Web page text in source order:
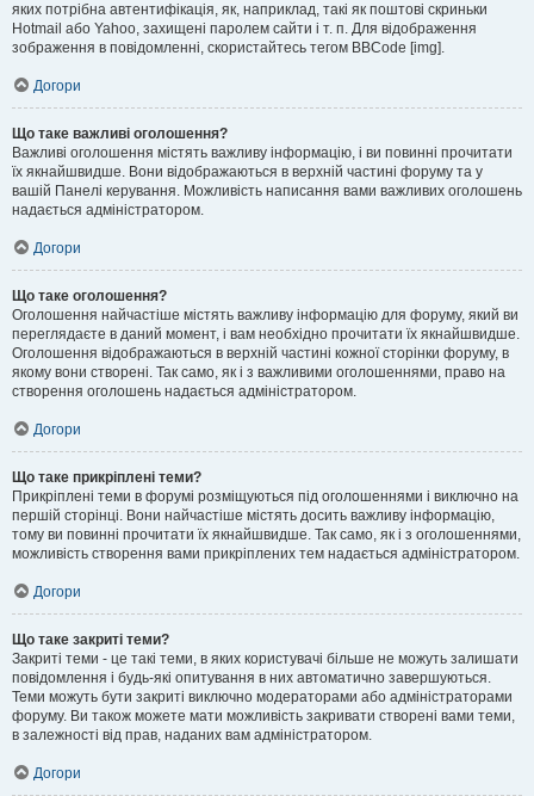
яких потрібна автентифікація, як, наприклад, такі як поштові скриньки
Hotmail або Yahoo, захищені паролем сайти і т. п. Для відображення
зображення в повідомленні, скористайтесь тегом BBCode [img].
Догори
Що таке важливі оголошення?
Важливі оголошення містять важливу інформацію, і ви повинні прочитати
їх якнайшвидше. Вони відображаються в верхній частині форуму та у
вашій Панелі керування. Можливість написання вами важливих оголошень
надається адміністратором.
Догори
Що таке оголошення?
Оголошення найчастіше містять важливу інформацію для форуму, який ви
переглядаєте в даний момент, і вам необхідно прочитати їх якнайшвидше.
Оголошення відображаються в верхній частині кожної сторінки форуму, в
якому вони створені. Так само, як і з важливими оголошеннями, право на
створення оголошень надається адміністратором.
Догори
Що таке прикріплені теми?
Прикріплені теми в форумі розміщуються під оголошеннями і виключно на
першій сторінці. Вони найчастіше містять досить важливу інформацію,
тому ви повинні прочитати їх якнайшвидше. Так само, як і з оголошеннями,
можливість створення вами прикріплених тем надається адміністратором.
Догори
Що таке закриті теми?
Закриті теми - це такі теми, в яких користувачі більше не можуть залишати
повідомлення і будь-які опитування в них автоматично завершуються.
Теми можуть бути закриті виключно модераторами або адміністраторами
форуму. Ви також можете мати можливість закривати створені вами теми,
в залежності від прав, наданих вам адміністратором.
Догори